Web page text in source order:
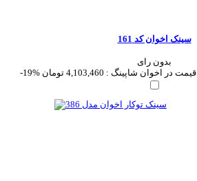
سینک اخوان کد 161
بدون رای
-19%
قیمت در اخوان شاپینگ : 4,103,460 تومان